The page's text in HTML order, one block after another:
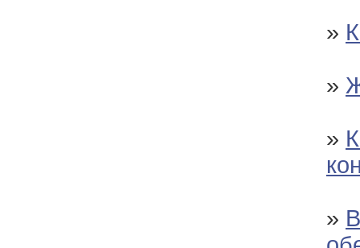
»
»
»
»